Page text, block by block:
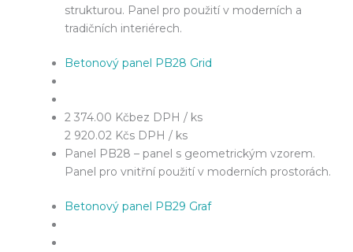
strukturou. Panel pro použití v moderních a
tradičních interiérech.
Betonový panel PB28 Grid
2 374.00 Kčbez DPH / ks
2 920.02 Kčs DPH / ks
Panel PB28 – panel s geometrickým vzorem.
Panel pro vnitřní použití v moderních prostorách.
Betonový panel PB29 Graf